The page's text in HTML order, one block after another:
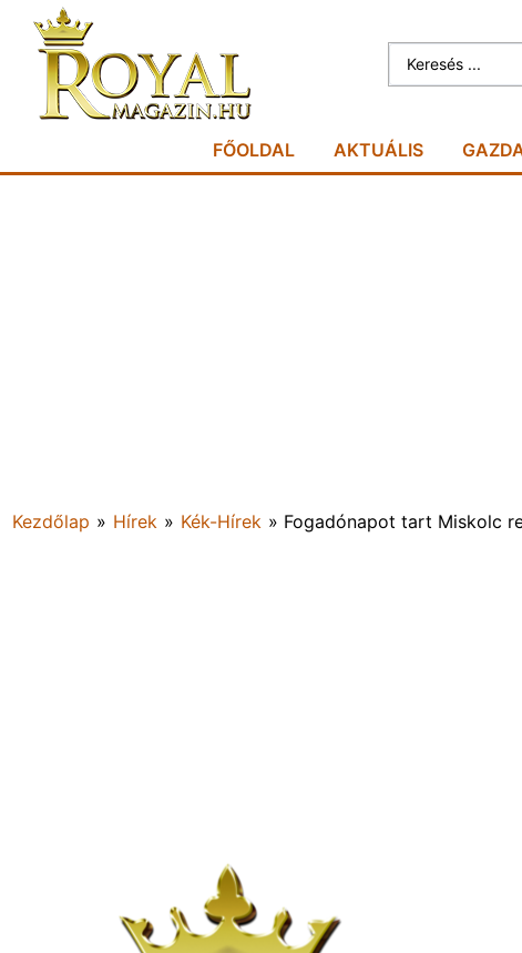
FŐOLDAL AKTUÁLIS
Kezdőlap » Hírek » Kék-Hírek » Fogadónapot tart Miskolc